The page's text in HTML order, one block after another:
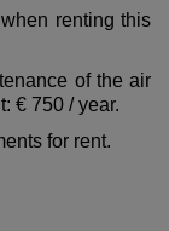
renting this
of the air
€ 750 / year.
for rent.